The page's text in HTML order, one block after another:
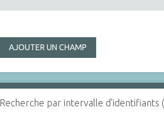
AJOUTER UN CHAMP
Recherche par intervalle d'identifiants